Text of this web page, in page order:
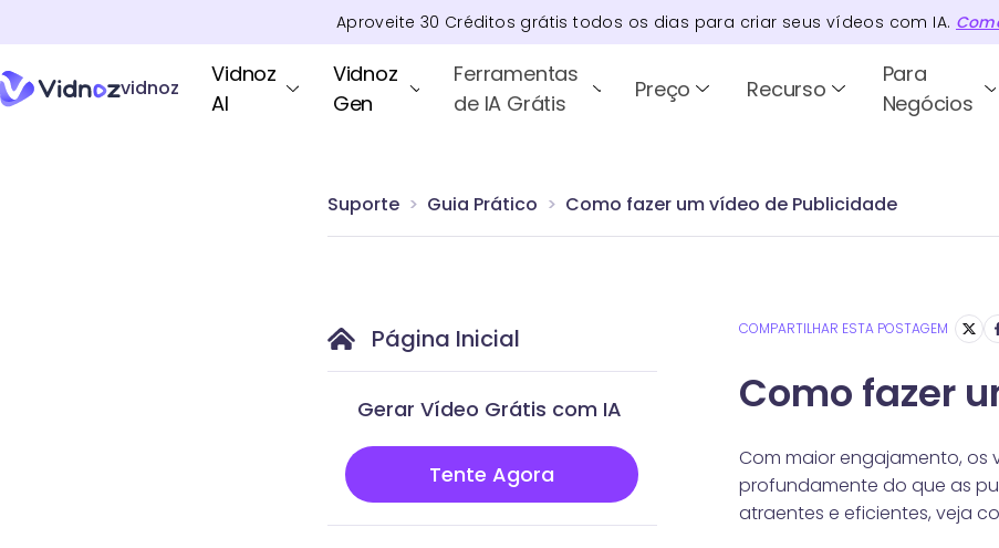
Aproveite 30 Créditos grátis todos os dias para criar seus vídeos com IA.
vidnoz
Vidnoz
AI
Vidnoz
Gen
Ferramentas
de IA Grátis
Preço Recurso
Para
Negócios
Suporte Guia Prático Como fazer um vídeo de Publicidade
Página Inicial
Gerar Vídeo Grátis com IA
Tente Agora
COMPARTILHAR ESTA POSTAGEM
Como fazer
Com maior engajamento, os
profundamente do que as
atraentes e eficientes, veja